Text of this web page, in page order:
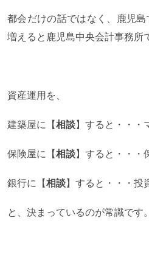
都会だけの話ではなく、鹿児
増えると鹿児島中央会計事務所
資産運用を、
建築屋に【相談】すると・・・
保険屋に【相談】すると・・・
銀行に【相談】すると・・・投
と、決まっているのが常識です。